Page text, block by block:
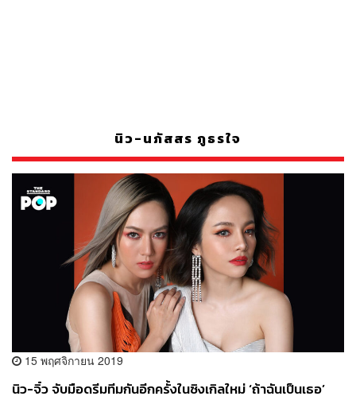
นิว-นภัสสร ภูธรใจ
15 พฤศจิกายน 2019
นิว-จิ๋ว จับมือดรีมทีมกันอีกครั้งในซิงเกิลใหม่ ‘ถ้าฉันเป็นเธอ’